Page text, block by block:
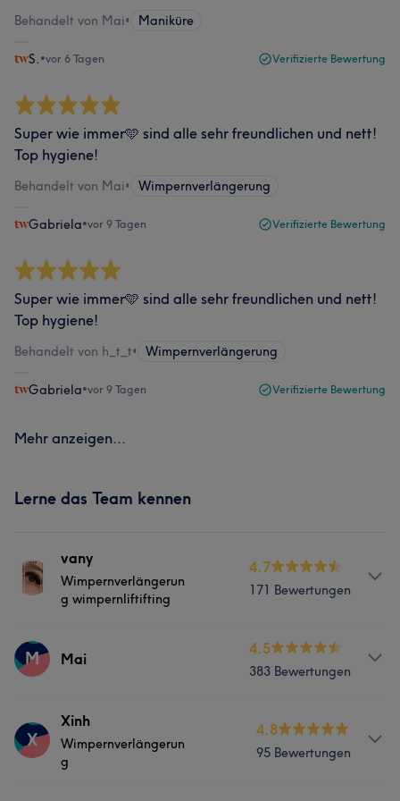
Behandelt von Mai• Maniküre
S. •vor 6 Tagen Verifizierte Bewertung
Super wie immer🩵 sind alle sehr freundlichen und nett!
Top hygiene!
Behandelt von Mai• Wimpernverlängerung
Gabriela•vor 9 Tagen Verifizierte Bewertung
Super wie immer🩵 sind alle sehr freundlichen und nett!
Top hygiene!
Behandelt von h_t_t• Wimpernverlängerung
Gabriela•vor 9 Tagen Verifizierte Bewertung
Mehr anzeigen...
Lerne das Team kennen
vany
Wimpernverlängerun
g wimpernliftifting
4.7
171 Bewertungen
Services
Portfolio
M Mai
4.5
383 Bewertungen
Services
Nägel Massage
X
Xinh
Wimpernverlängerun
g
4.8
95 Bewertungen